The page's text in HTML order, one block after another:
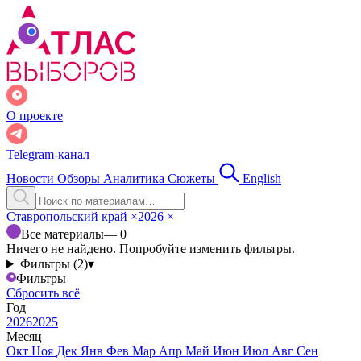
О проекте
Telegram-канал
Новости Обзоры Аналитика Сюжеты English
Ставропольский край ×2026 ×
Все материалы— 0
Ничего не найдено. Попробуйте изменить фильтры.
Фильтры (2)▾
Фильтры
Сбросить всё
Год
20262025
Месяц
Окт Ноя Дек Янв Фев Мар Апр Май Июн Июл Авг Сен